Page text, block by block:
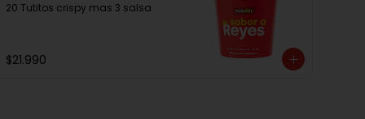
20 Tutitos crispy mas 3 salsa
$21.990